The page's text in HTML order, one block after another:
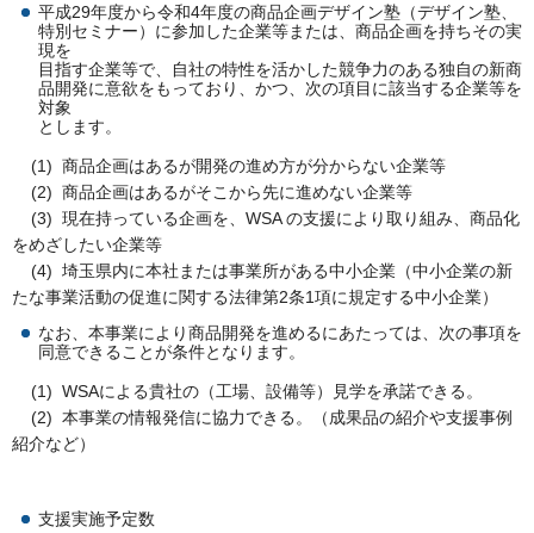
平成29年度から令和4年度の商品企画デザイン塾（デザイン塾、
特別セミナー）に参加した企業等または、商品企画を持ちその実
現を
目指す企業等で、自社の特性を活かした競争力のある独自の新商
品開発に意欲をもっており、かつ、次の項目に該当する企業等を
対象
とします。
(1) 商品企画はあるが開発の進め方が分からない企業等
(2) 商品企画はあるがそこから先に進めない企業等
(3) 現在持っている企画を、WSA の支援により取り組み、商品化
をめざしたい企業等
(4) 埼玉県内に本社または事業所がある中小企業（中小企業の新
たな事業活動の促進に関する法律第2条1項に規定する中小企業）
なお、本事業により商品開発を進めるにあたっては、次の事項を
同意できることが条件となります。
(1) WSAによる貴社の（工場、設備等）見学を承諾できる。
(2) 本事業の情報発信に協力できる。（成果品の紹介や支援事例
紹介など）
支援実施予定数